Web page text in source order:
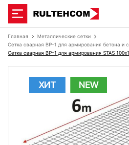
Главная
Металлические сетки
Сетка сварная ВР-1 для армирования бетона и
Сетка сварная ВР-1 для армирования STAS
ХИТ NEW